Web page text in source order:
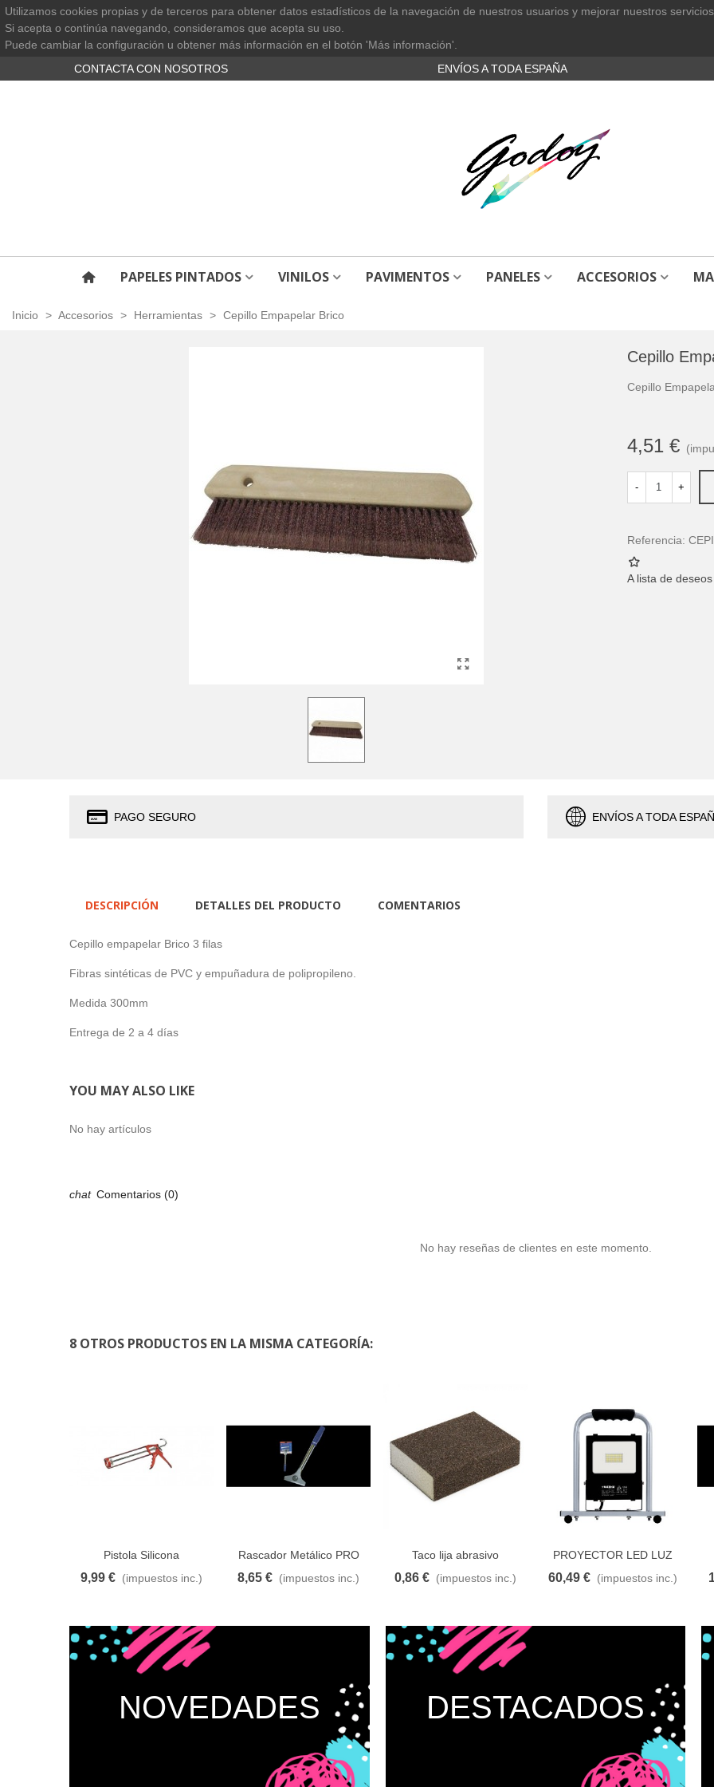
Utilizamos cookies propias y de terceros para obtener datos estadísticos de la navegación de nuestros usuarios y mejorar nuestros
Si acepta o continúa navegando, consideramos que acepta su uso.
Puede cambiar la configuración u obtener más información en el botón 'Más información'.
CONTACTA CON NOSOTROS
ENVÍOS A TODA ESPAÑA
PAPELES PINTADOS VINILOS PAVIMENTOS PANELES ACCESORIOS
Inicio > Accesorios > Herramientas > Cepillo Empapelar Brico
Cepillo
Cepillo
4,51 €
- +
Referencia:
A lista de deseos
PAGO SEGURO ENVÍOS A TODA
DESCRIPCIÓN DETALLES DEL PRODUCTO COMENTARIOS
Cepillo empapelar Brico 3 filas
Fibras sintéticas de PVC y empuñadura de polipropileno.
Medida 300mm
Entrega de 2 a 4 días
YOU MAY ALSO LIKE
No hay artículos
Comentarios (0)
No hay reseñas de clientes en este momento.
8 OTROS PRODUCTOS EN LA MISMA CATEGORÍA:
Añadir al carrito A lista de deseos
Pistola Silicona
9,99 € (impuestos inc.) Añadir al carrito A lista de deseos
Rascador Metálico PRO
8,65 € (impuestos inc.) Añadir al carrito A lista de deseos
Taco lija abrasivo
0,86 € (impuestos inc.) Añadir al carrito A lista de deseos
PROYECTOR LED LUZ
TRABAJO 30W
60,49 € (impuestos inc.)
NOVEDADES DESTACADOS